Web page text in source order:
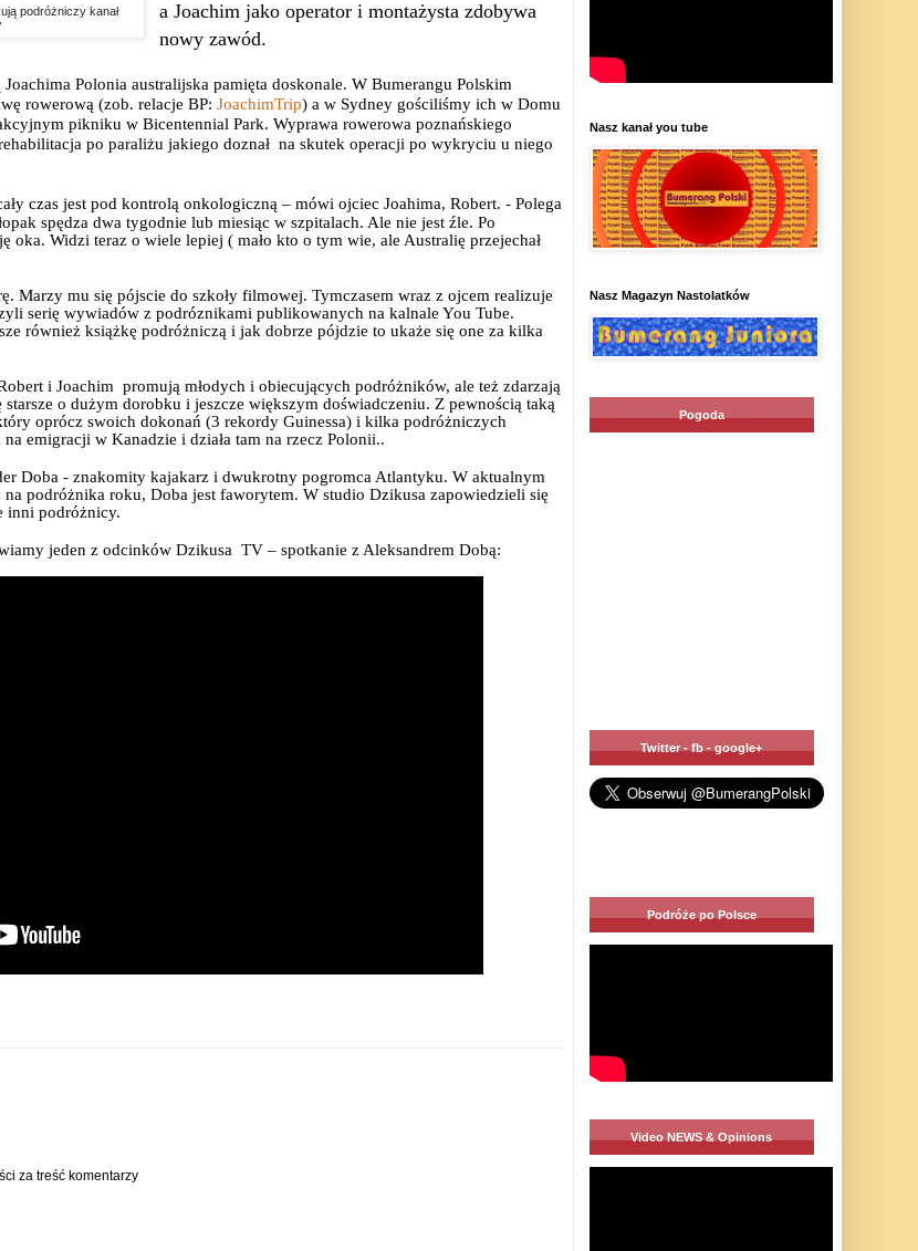
podróżniczy kanał
a Joachim jako operator i montażysta zdobywa
nowy zawód.
Polonia australijska pamięta doskonale. W Bumerangu Polskim
rowerową (zob. relacje BP: JoachimTrip) a w Sydney gościliśmy ich w Domu
pikniku w Bicentennial Park. Wyprawa rowerowa poznańskiego
po paraliżu jakiego doznał na skutek operacji po wykryciu u niego
czas jest pod kontrolą onkologiczną – mówi ojciec Joahima, Robert. - Polega
spędza dwa tygodnie lub miesiąc w szpitalach. Ale nie jest źle. Po
oka. Widzi teraz o wiele lepiej ( mało kto o tym wie, ale Australię przejechał
Marzy mu się pójscie do szkoły filmowej. Tymczasem wraz z ojcem realizuje
serię wywiadów z podróznikami publikowanych na kalnale You Tube.
również książkę podróżniczą i jak dobrze pójdzie to ukaże się one za kilka
i Joachim promują młodych i obiecujących podróżników, ale też zdarzają
o dużym dorobku i jeszcze większym doświadczeniu. Z pewnością taką
oprócz swoich dokonań (3 rekordy Guinessa) i kilka podróżniczych
emigracji w Kanadzie i działa tam na rzecz Polonii..
Doba - znakomity kajakarz i dwukrotny pogromca Atlantyku. W aktualnym
podróżnika roku, Doba jest faworytem. W studio Dzikusa zapowiedzieli się
inni podróżnicy.
jeden z odcinków Dzikusa TV – spotkanie z Aleksandrem Dobą:
za treść komentarzy
Nasz kanał you tube
Nasz Magazyn Nastolatków
Pogoda
Twitter - fb - google+
Podróże po Polsce
Video NEWS & Opinions